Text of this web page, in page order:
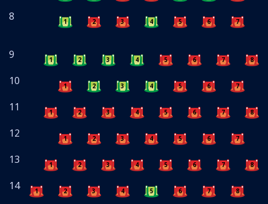
8 1 2 3 4 5 6 7
9 1 2 3 4 5 6 7 8
10 1 2 3 4 5 6 7
11 1 2 3 4 5 6 7 8
12 1 2 3 4 5 6 7
13 1 2 3 4 5 6 7 8
14 1 2 3 4 5 6 7 8